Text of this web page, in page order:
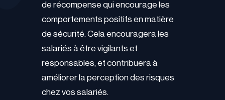
de récompense qui encourage les
comportements positifs en matière
de sécurité. Cela encouragera les
salariés à être vigilants et
responsables, et contribuera à
améliorer la perception des risques
chez vos salariés.